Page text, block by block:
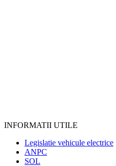
INFORMATII UTILE
Legislatie vehicule electrice
ANPC
SOL